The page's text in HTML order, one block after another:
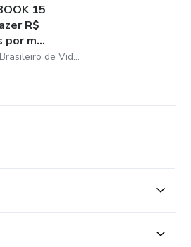
15
R$
por m...
IBVEX -Instituto Brasileiro de Vida extraordinária